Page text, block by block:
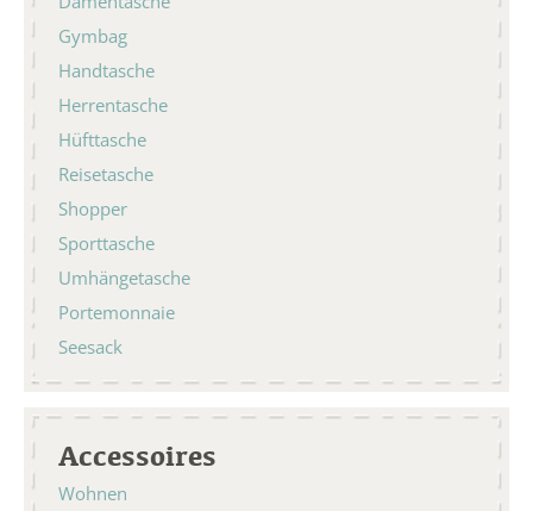
Gymbag
Handtasche
Herrentasche
Hüfttasche
Reisetasche
Shopper
Sporttasche
Umhängetasche
Portemonnaie
Seesack
Accessoires
Wohnen